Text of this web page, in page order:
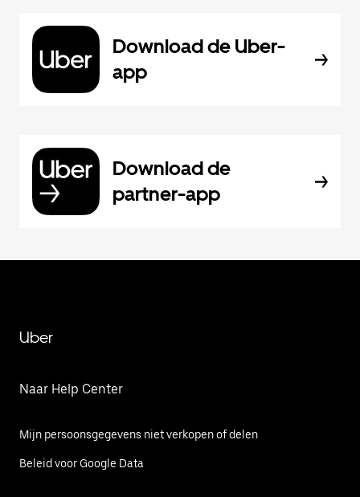
Download de Uber-
app
Download de
partner-app
Uber
Naar Help Center
Mijn persoonsgegevens niet verkopen of delen
Beleid voor Google Data